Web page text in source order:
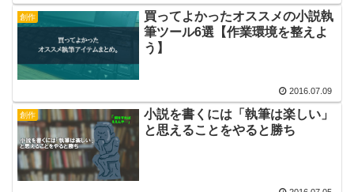
創作
買ってよかったオススメの小説執
筆ツール6選【作業環境を整えよ
う】
2016.07.09
創作
小説を書くには「執筆は楽しい」
と思えることをやると勝ち